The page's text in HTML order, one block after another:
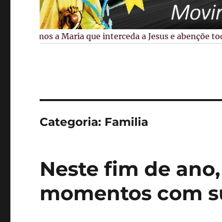
Pedimos a Maria que interceda a Jesus e abençõe
Categoria: Familia
Neste fim de
momentos com